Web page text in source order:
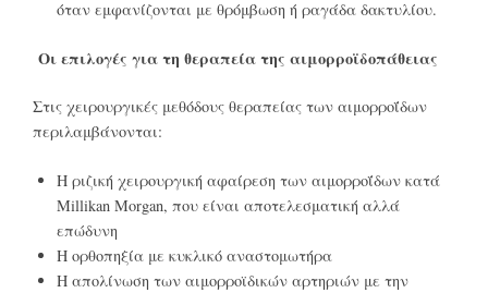
όταν εμφανίζονται με θρόμβωση ή ραγάδα δακτυλίου.
Οι επιλογές για τη θεραπεία της αιμορροϊδοπάθειας
Στις χειρουργικές μεθόδους θεραπείας των αιμορροΐδων
περιλαμβάνονται:
Η ριζική χειρουργική αφαίρεση των αιμορροΐδων κατά
Millikan Morgan, που είναι αποτελεσματική αλλά
επώδυνη
Η ορθοπηξία με κυκλικό αναστομωτήρα
Η απολίνωση των αιμορροϊδικών αρτηριών με την